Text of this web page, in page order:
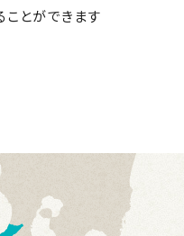
ことができます